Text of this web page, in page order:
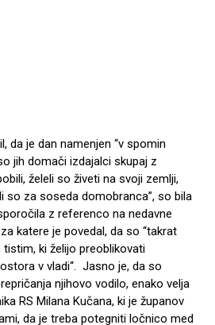
da je dan namenjen “v spomin
jih domači izdajalci skupaj z
želeli so živeti na svoji zemlji,
so za soseda domobranca”, so bila
z referenco na nedavne
katere je povedal, da so “takrat
ki želijo preoblikovati
v vladi“. Jasno je, da so
njihovo vodilo, enako velja
RS Milana Kučana, ki je županov
da je treba potegniti ločnico med